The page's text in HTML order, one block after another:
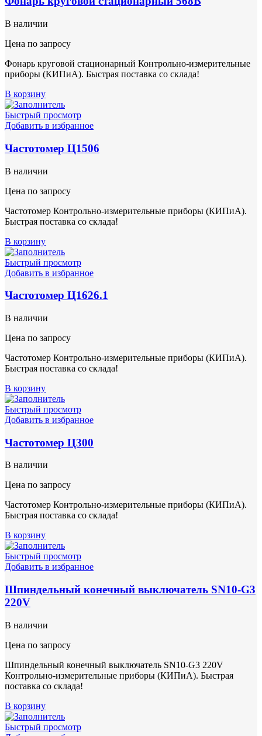
В наличии
Цена по запросу
Фонарь круговой стационарный Контрольно-измерительные
приборы (КИПиА). Быстрая поставка со склада!
В корзину
Быстрый просмотр
Добавить в избранное
Частотомер Ц1506
В наличии
Цена по запросу
Частотомер Контрольно-измерительные приборы (КИПиА).
Быстрая поставка со склада!
В корзину
Быстрый просмотр
Добавить в избранное
Частотомер Ц1626.1
В наличии
Цена по запросу
Частотомер Контрольно-измерительные приборы (КИПиА).
Быстрая поставка со склада!
В корзину
Быстрый просмотр
Добавить в избранное
Частотомер Ц300
В наличии
Цена по запросу
Частотомер Контрольно-измерительные приборы (КИПиА).
Быстрая поставка со склада!
В корзину
Быстрый просмотр
Добавить в избранное
Шпиндельный конечный выключатель SN10-G3
220V
В наличии
Цена по запросу
Шпиндельный конечный выключатель SN10-G3 220V
Контрольно-измерительные приборы (КИПиА). Быстрая
поставка со склада!
В корзину
Быстрый просмотр